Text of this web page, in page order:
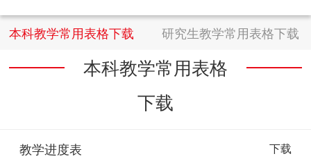
本科教学常用表格下载 研究生教学常用表格下载
本科教学常用表格
下载
教学进度表 下载